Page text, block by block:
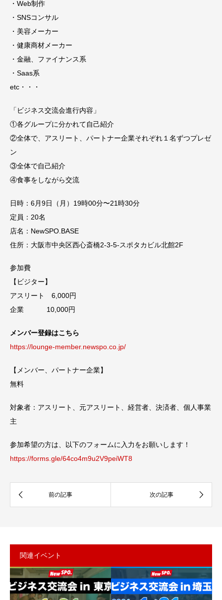
・Web制作
・SNSコンサル
・美容メーカー
・健康商材メーカー
・金融、ファイナンス系
・Saas系
etc・・・
「ビジネス交流会進行内容」
①各グループに分かれて自己紹介
②全体で、アスリート、パートナー企業それぞれ１名ずつプレゼ
ン
③全体で自己紹介
④食事をしながら交流
日時：6月9日（月）19時00分〜21時30分
定員：20名
店名：NewSPO.BASE
住所：大阪市中央区西心斎橋2-3-5-スポタカビル北館2F
参加費
【ビジター】
アスリート 6,000円
企業 10,000円
メンバー登録はこちら
https://lounge-member.newspo.co.jp/
【メンバー、パートナー企業】
無料
対象者：アスリート、元アスリート、経営者、決済者、個人事業
主
参加希望の方は、以下のフォームに入力をお願いします！
https://forms.gle/64co4m9u2V9peiWT8
関連イベント